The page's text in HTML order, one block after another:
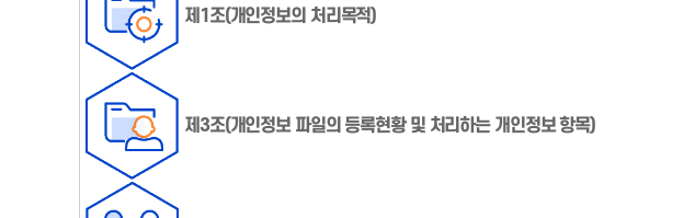
제1조(개인정보의 처리목적)
제3조(개인정보 파일의 등록현황 및 처리하는 개인정보 항목)